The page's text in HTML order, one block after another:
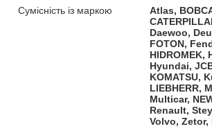
Сумісність із маркою
Atlas,
Daewoo,
FOTON,
HIDROMEK,
Hyundai,
KOMATSU,
LIEBHERR,
Multicar,
Renault,
Volvo,